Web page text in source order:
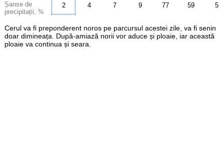
Șanse de
precipitații, %
2
4
7
9
77
59
5
Cerul va fi preponderent noros pe parcursul acestei zile, va fi senin
doar dimineața. După-amiază norii vor aduce și ploaie, iar această
ploaie va continua și seara.